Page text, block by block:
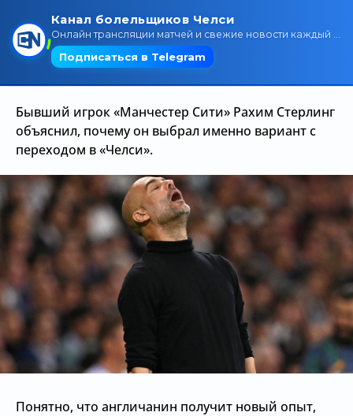
Бывший игрок «Манчестер Сити» Рахим Стерлинг
объяснил, почему он выбрал именно вариант с
переходом в «Челси».
Понятно, что англичанин получит новый опыт,
Поиск по сайту
Трансляции
О сайте
Контакты